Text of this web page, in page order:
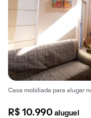
Casa mobiliada para alugar
R$ 10.990aluguel